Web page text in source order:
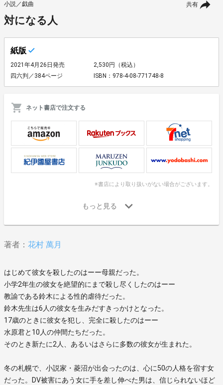
共有
小説／戯曲
対になる人
紙版
2021年4月26日発売
2,530円（税込）
四六判／384ページ
ISBN：978-4-08-771748-8
ネット書店で注文する
※書店により取り扱いがない場合がございます。
著者： 花村 萬月
はじめて彼女を殺したのはーー母親だった。
小学2年生の彼女を絶望的にまで殺し尽くしたのはーー
教諭である鈴木による性的虐待だった。
鈴木先生は6人の彼女を生みだすきっかけとなった。
17歳のときに彼女を犯し、完全に殺したのはーー
水原君と10人の仲間たちだった。
そのとき新たに2人、あるいはさらに多数の彼女が生まれた。
冬の札幌で、小説家・菱沼が出会ったのは、心に50の人格を宿す女
だった。DV被害にあう女に手を差し伸べた男は、信じられないほど